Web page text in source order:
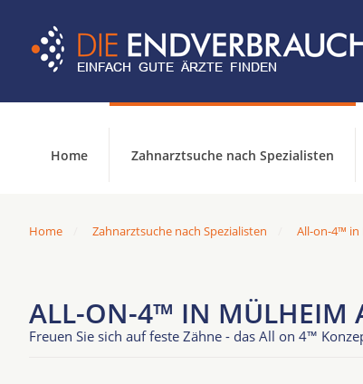
Home Zahnarztsuche nach Spezialisten
Home Zahnarztsuche nach Spezialisten All-on-4™ in
ALL-ON-4™ IN MÜLHEIM
Freuen Sie sich auf feste Zähne - das All on 4™